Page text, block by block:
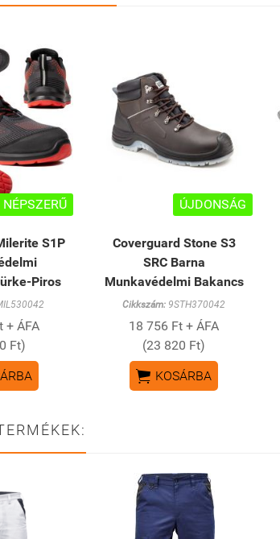
NÉPSZERŰ
S1P
Piros
+ ÁFA
Ft)
ÚJDONSÁG
Coverguard Stone S3
SRC Barna
Munkavédelmi Bakancs
Cikkszám: 9STH370042
18 756 Ft + ÁFA
(23 820 Ft)
 KOSÁRBA